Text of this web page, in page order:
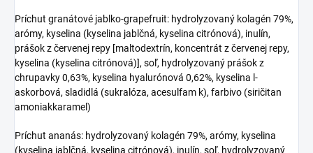
Príchut granátové jablko-grapefruit: hydrolyzovaný kolagén 79%,
arómy, kyselina (kyselina jablčná, kyselina citrónová), inulín,
prášok z červenej repy [maltodextrín, koncentrát z červenej repy,
kyselina (kyselina citrónová)], soľ, hydrolyzovaný prášok z
chrupavky 0,63%, kyselina hyalurónová 0,62%, kyselina l-
askorbová, sladidlá (sukralóza, acesulfam k), farbivo (siričitan
amoniakkaramel)
Príchut ananás: hydrolyzovaný kolagén 79%, arómy, kyselina
(kyselina jablčná, kyselina citrónová), inulín, soľ, hydrolyzovaný